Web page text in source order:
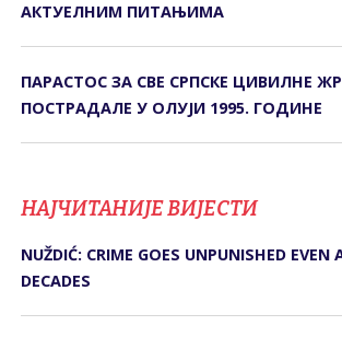
АКТУЕЛНИМ ПИТАЊИМА
ПАРАСТОС ЗА СВЕ СРПСКЕ ЦИВИЛНЕ
ПОСТРАДАЛЕ У ОЛУЈИ 1995. ГОДИНЕ
НАЈЧИТАНИЈЕ ВИЈЕСТИ
NUŽDIĆ: CRIME GOES UNPUNISHED EVEN
DECADES